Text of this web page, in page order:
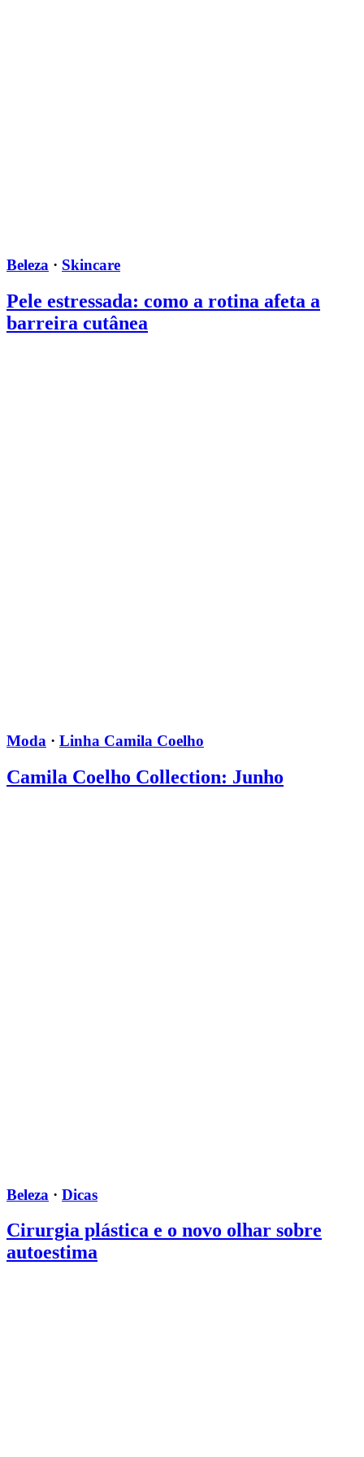
Beleza · Skincare
Pele estressada: como a rotina afeta a
barreira cutânea
Moda · Linha Camila Coelho
Camila Coelho Collection: Junho
Beleza · Dicas
Cirurgia plástica e o novo olhar sobre
autoestima